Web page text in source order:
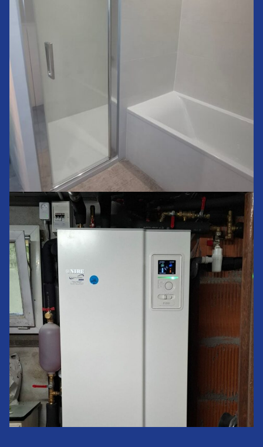
Rénovation d’une salle de bain